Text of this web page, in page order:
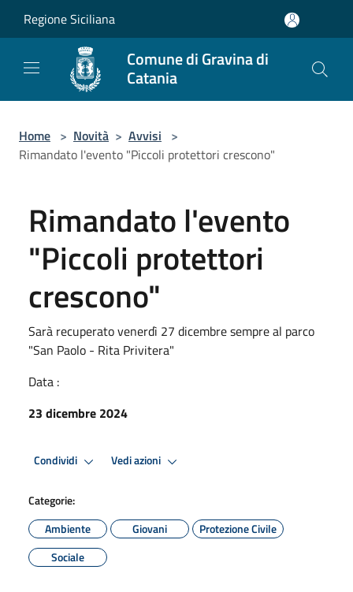
Regione Siciliana
Comune di Gravina di
Catania
Home > Novità > Avvisi >
Rimandato l'evento "Piccoli protettori crescono"
Rimandato l'evento
"Piccoli protettori
crescono"
Sarà recuperato venerdì 27 dicembre sempre al parco
"San Paolo - Rita Privitera"
Data :
23 dicembre 2024
Condividi Vedi azioni
Categorie:
Ambiente
Giovani
Protezione Civile
Sociale